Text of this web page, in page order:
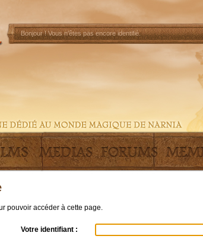
Bonjour !Vous n'êtes pas encore identifié.
pouvoir accéder à cette page.
Votre identifiant :